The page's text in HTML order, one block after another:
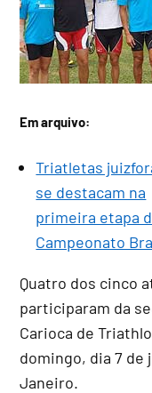
Em arquivo:
Triatletas
se destacam na
primeira etapa
Campeonato
Quatro dos cinco
participaram da
Carioca de
domingo, dia 7 de
Janeiro.